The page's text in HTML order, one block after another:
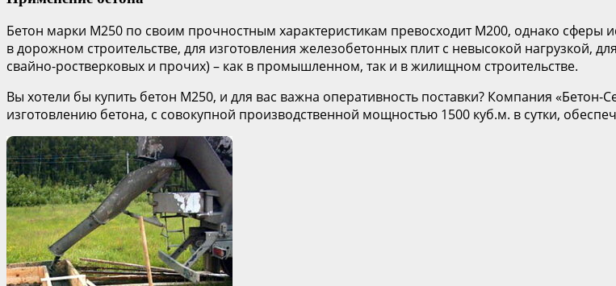
Бетон марки М250 по своим прочностным характеристикам превосходит М200, однако сферы
в дорожном строительстве, для изготовления железобетонных плит с невысокой нагрузкой,
свайно-ростверковых и прочих) – как в промышленном, так и в жилищном строительстве.
Вы хотели бы купить бетон М250, и для вас важна оперативность поставки? Компания
изготовлению бетона, с совокупной производственной мощностью 1500 куб.м. в сутки,